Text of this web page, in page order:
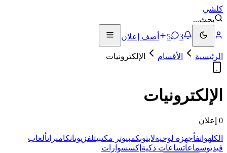
كلشي
بحث...
3
5 أضف إعلان
الرئيسية الأقسام الإلكترونيات
الإلكترونيات
0 إعلان
الكلهواتفأجهزة لوحيةلابتوبكمبيوتر مكتبيتلفزيوناتكاميراتألعاب
فيديوسماعاتساعات ذكية إكسسوارات